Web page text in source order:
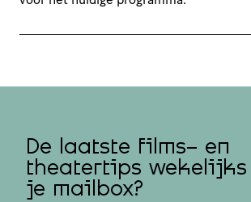
De laatste films- en
theatertips wekelijks
je mailbox?